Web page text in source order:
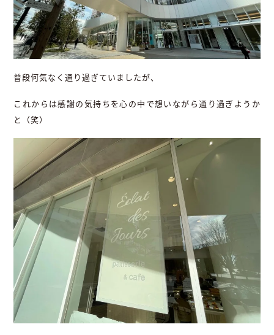
普段何気なく通り過ぎていましたが、
これからは感謝の気持ちを心の中で想いながら通り過ぎようか
と（笑）